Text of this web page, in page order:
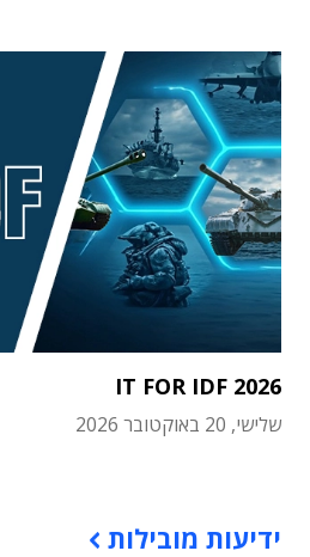
IT FOR IDF 2026
שלישי, 20 באוקטובר 2026
ידיעות מובילות